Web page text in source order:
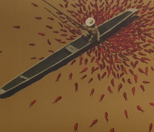
Isla Fuente – Pedro
PEDRO RUIZ/ PINTURAS